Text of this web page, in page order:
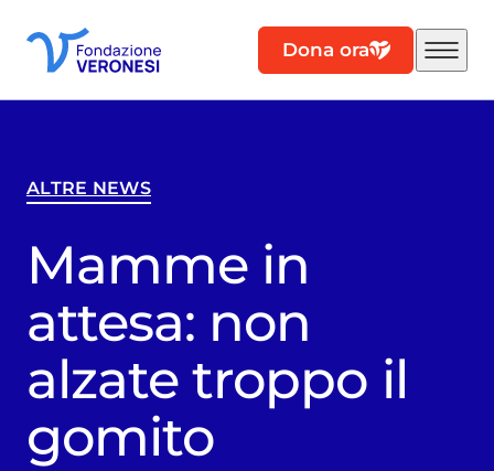
Dona ora
ALTRE NEWS
Mamme in
attesa: non
alzate troppo il
gomito